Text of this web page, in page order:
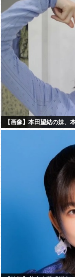
【画像】本田望結の妹、